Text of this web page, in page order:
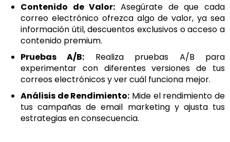
Contenido de Valor: Asegúrate de que cada
correo electrónico ofrezca algo de valor, ya sea
información útil, descuentos exclusivos o acceso a
contenido premium.
Pruebas A/B: Realiza pruebas A/B para
experimentar con diferentes versiones de tus
correos electrónicos y ver cuál funciona mejor.
Análisis de Rendimiento: Mide el rendimiento de
tus campañas de email marketing y ajusta tus
estrategias en consecuencia.